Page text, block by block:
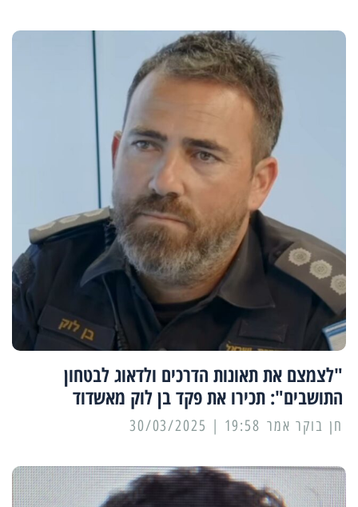
"לצמצם את תאונות הדרכים ולדאוג לבטחון
התושבים": תכירו את פקד בן לוק מאשדוד
19:58 | 30/03/2025